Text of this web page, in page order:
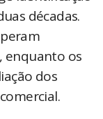
décadas.
enquanto os
dos